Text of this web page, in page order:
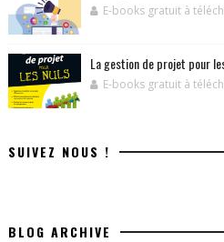
E-books gratuit à
La gestion de projet pour
E-books gratuit à
SUIVEZ NOUS !
BLOG ARCHIVE